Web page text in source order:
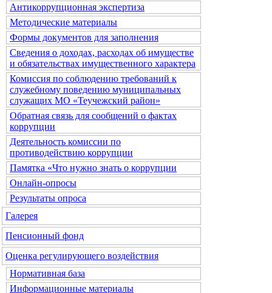
Антикоррупционная экспертиза
Методические материалы
Формы документов для заполнения
Сведения о доходах, расходах об имуществе
и обязательствах имущественного характера
Комиссия по соблюдению требований к
служебному поведению муниципальных
служащих МО «Теучежский район»
Обратная связь для сообщений о фактах
коррупции
Деятельность комиссии по
противодействию коррупции
Памятка «Что нужно знать о коррупции
Онлайн-опросы
Результаты опроса
Галерея
Пенсионный фонд
Оценка регулирующего воздействия
Нормативная база
Информационные материалы